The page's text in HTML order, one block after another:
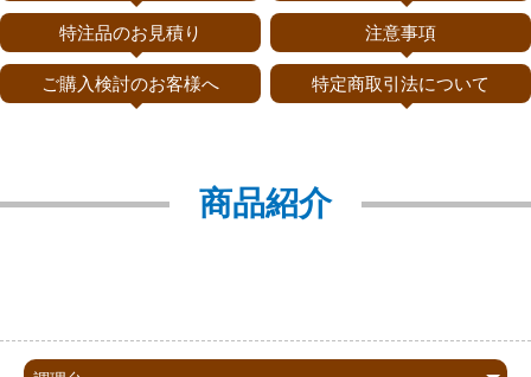
特注品のお見積り 注意事項
ご購入検討のお客様へ 特定商取引法について
商品紹介